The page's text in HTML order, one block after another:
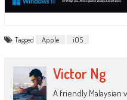
Tagged Apple iOS
Victor Ng
A friendly Malaysian